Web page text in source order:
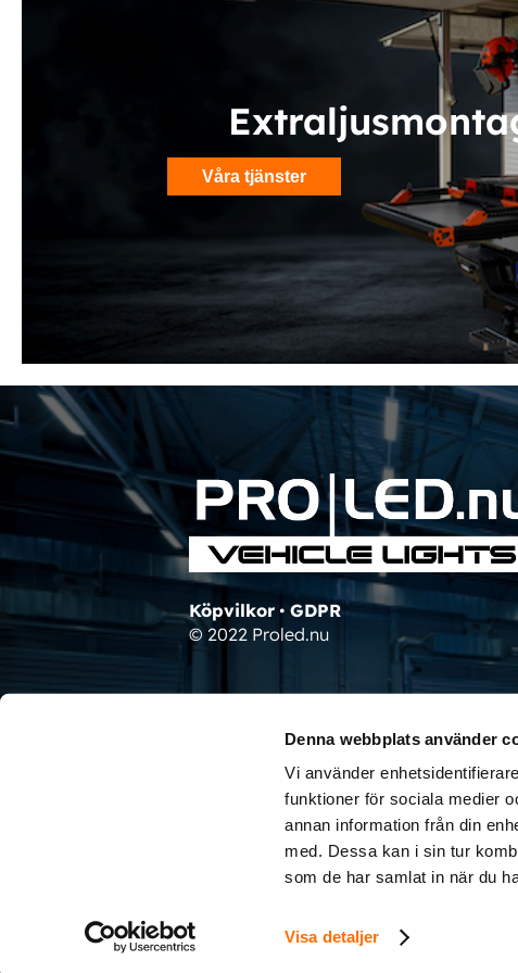
Denna webbplats använder
Vi använder
funktioner för sociala medier
annan information från din
med. Dessa kan i sin tur
som de har samlat in när du
Visa detaljer
Våra tjänster
Köpvilkor •GDPR
© 2022 Proled.nu